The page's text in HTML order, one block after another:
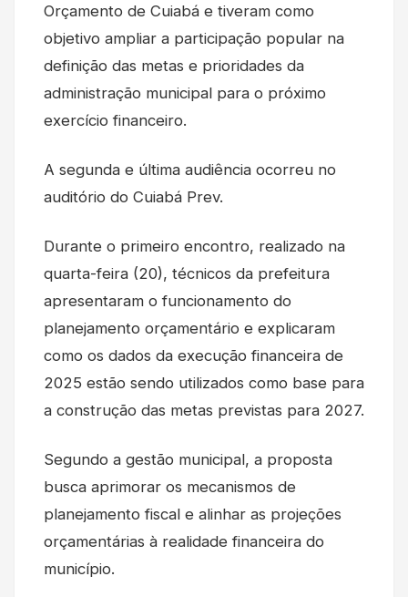
Orçamento de Cuiabá e tiveram como
objetivo ampliar a participação popular na
definição das metas e prioridades da
administração municipal para o próximo
exercício financeiro.
A segunda e última audiência ocorreu no
auditório do Cuiabá Prev.
Durante o primeiro encontro, realizado na
quarta-feira (20), técnicos da prefeitura
apresentaram o funcionamento do
planejamento orçamentário e explicaram
como os dados da execução financeira de
2025 estão sendo utilizados como base para
a construção das metas previstas para 2027.
Segundo a gestão municipal, a proposta
busca aprimorar os mecanismos de
planejamento fiscal e alinhar as projeções
orçamentárias à realidade financeira do
município.